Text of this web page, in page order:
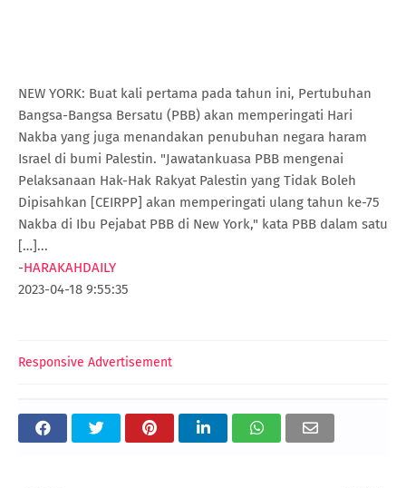
NEW YORK: Buat kali pertama pada tahun ini, Pertubuhan
Bangsa-Bangsa Bersatu (PBB) akan memperingati Hari
Nakba yang juga menandakan penubuhan negara haram
Israel di bumi Palestin. "Jawatankuasa PBB mengenai
Pelaksanaan Hak-Hak Rakyat Palestin yang Tidak Boleh
Dipisahkan [CEIRPP] akan memperingati ulang tahun ke-75
Nakba di Ibu Pejabat PBB di New York," kata PBB dalam satu
[…]...
-HARAKAHDAILY
2023-04-18 9:55:35
Responsive Advertisement